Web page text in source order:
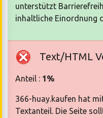
unterstützt
inhaltliche Einordnung
Text/HTML
Anteil : 1%
366-huay.kaufen hat
Textanteil. Die Seite